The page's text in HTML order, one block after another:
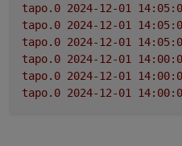
tapo.0
tapo.0
tapo.0
tapo.0
tapo.0
tapo.0